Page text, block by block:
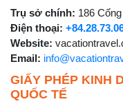
Trụ sở chính: 186
Điện thoại:
Website:
Email:
GIẤY PHÉP KINH
QUỐC TẾ